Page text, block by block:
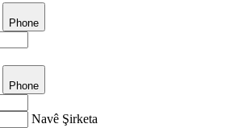
Phone
Phone
Navê Şirketa